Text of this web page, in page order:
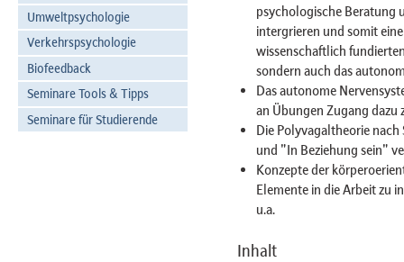
Umweltpsychologie
Verkehrspsychologie
Biofeedback
Seminare Tools & Tipps
Seminare für Studierende
psychologische Beratung
intergrieren und somit
wissenschaftlich
sondern auch das
Das autonome
an Übungen Zugang dazu
Die Polyvagaltheorie
und "In Beziehung sein"
Konzepte der
Elemente in die Arbeit zu
u.a.
Inhalt